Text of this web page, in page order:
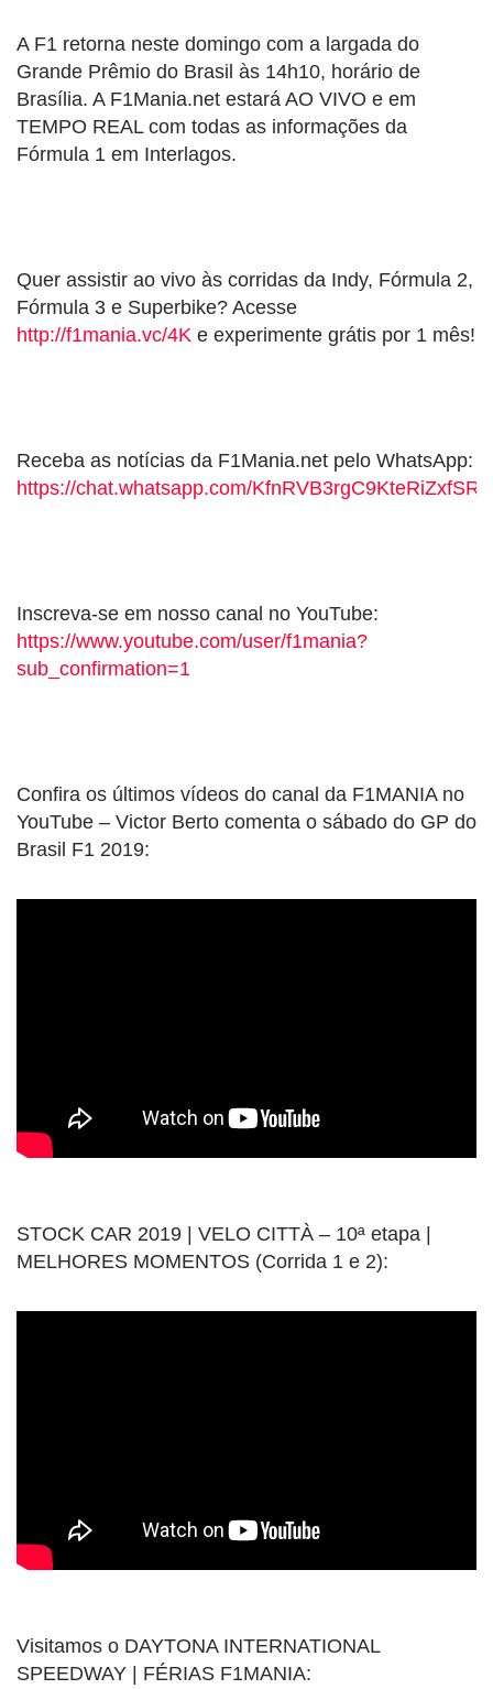
A F1 retorna neste domingo com a largada do
Grande Prêmio do Brasil às 14h10, horário de
Brasília. A F1Mania.net estará AO VIVO e em
TEMPO REAL com todas as informações da
Fórmula 1 em Interlagos.
Quer assistir ao vivo às corridas da Indy, Fórmula 2,
Fórmula 3 e Superbike? Acesse
http://f1mania.vc/4K e experimente grátis por 1 mês!
Receba as notícias da F1Mania.net pelo WhatsApp:
https://chat.whatsapp.com/KfnRVB3rgC9KteRiZxfSRY
Inscreva-se em nosso canal no YouTube:
https://www.youtube.com/user/f1mania?
sub_confirmation=1
Confira os últimos vídeos do canal da F1MANIA no
YouTube – Victor Berto comenta o sábado do GP do
Brasil F1 2019:
STOCK CAR 2019 | VELO CITTÀ – 10ª etapa |
MELHORES MOMENTOS (Corrida 1 e 2):
Visitamos o DAYTONA INTERNATIONAL
SPEEDWAY | FÉRIAS F1MANIA: